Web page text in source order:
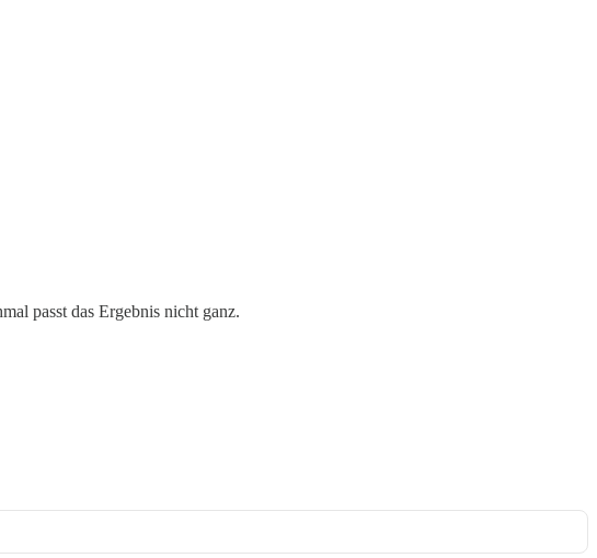
passt das Ergebnis nicht ganz.